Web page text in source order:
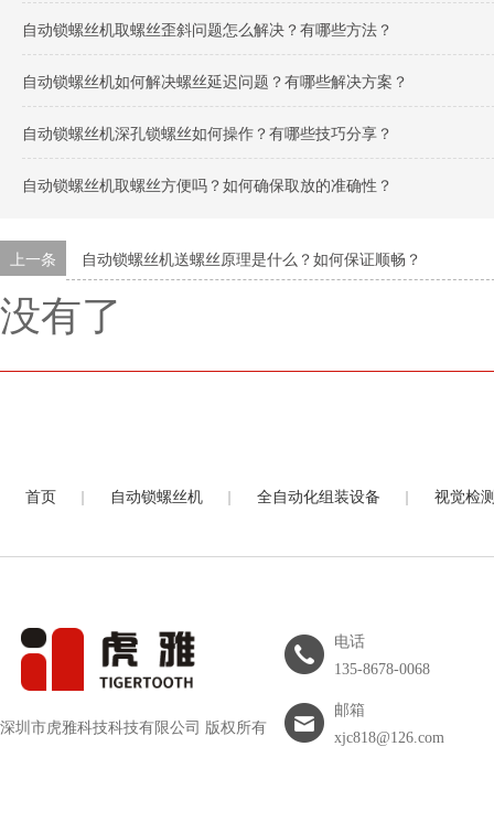
自动锁螺丝机取螺丝歪斜问题怎么解决？有哪些方法？
自动锁螺丝机如何解决螺丝延迟问题？有哪些解决方案？
自动锁螺丝机深孔锁螺丝如何操作？有哪些技巧分享？
自动锁螺丝机取螺丝方便吗？如何确保取放的准确性？
上一条 自动锁螺丝机送螺丝原理是什么？如何保证顺畅？
没有了
首页 | 自动锁螺丝机 | 全自动化组装设备 | 视觉检
深圳市虎雅科技科技有限公司 版权所有
电话
135-8678-0068
邮箱
xjc818@126.com